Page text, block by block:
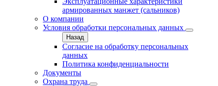
армированных манжет (сальников)
О компании
Условия обработки персональных данных
Назад
Согласие на обработку персональных
данных
Политика конфиденциальности
Документы
Охрана труда